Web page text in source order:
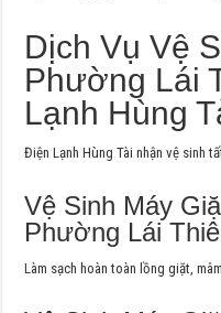
Dịch Vụ Vệ
Phường Lái
Lạnh Hùng
Điện Lạnh Hùng Tài nhận vệ sinh
Vệ Sinh Máy
Phường Lái
Làm sạch hoàn toàn lồng giặt,